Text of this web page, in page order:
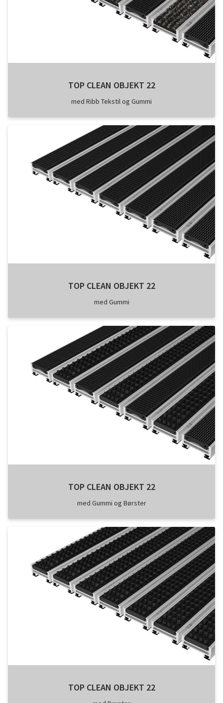
TOP CLEAN OBJEKT 22
med Ribb Tekstil og Gummi
TOP CLEAN OBJEKT 22
med Gummi
TOP CLEAN OBJEKT 22
med Gummi og Børster
TOP CLEAN OBJEKT 22